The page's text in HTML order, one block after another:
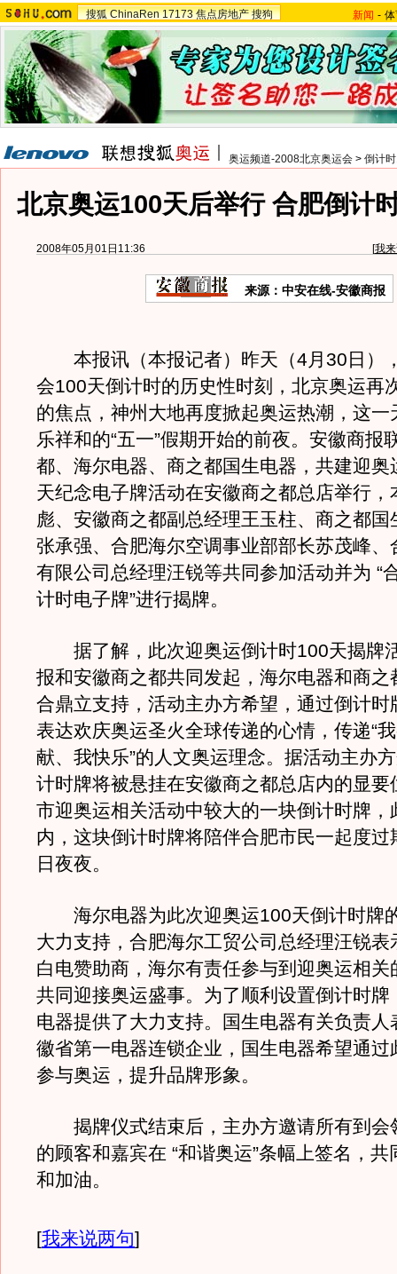
搜狐 ChinaRen 17173 焦点房地产 搜狗 新闻 -
奥运频道-2008北京奥运会 > 倒计
北京奥运100天后举行 合肥倒计
2008年05月01日11:36 [我
来源：中安在线-安徽商报
本报讯（本报记者）昨天（4月30日）
会100天倒计时的历史性时刻，北京奥运再
的焦点，神州大地再度掀起奥运热潮，这一
乐祥和的“五一”假期开始的前夜。安徽商报
都、海尔电器、商之都国生电器，共建迎奥
天纪念电子牌活动在安徽商之都总店举行，
彪、安徽商之都副总经理王玉柱、商之都国
张承强、合肥海尔空调事业部部长苏茂峰、
有限公司总经理汪锐等共同参加活动并为 “
计时电子牌”进行揭牌。
据了解，此次迎奥运倒计时100天揭牌
报和安徽商之都共同发起，海尔电器和商之
合鼎立支持，活动主办方希望，通过倒计时
表达欢庆奥运圣火全球传递的心情，传递“
献、我快乐”的人文奥运理念。据活动主办
计时牌将被悬挂在安徽商之都总店内的显要
市迎奥运相关活动中较大的一块倒计时牌，
内，这块倒计时牌将陪伴合肥市民一起度过
日夜夜。
海尔电器为此次迎奥运100天倒计时牌
大力支持，合肥海尔工贸公司总经理汪锐表
白电赞助商，海尔有责任参与到迎奥运相关
共同迎接奥运盛事。为了顺利设置倒计时牌
电器提供了大力支持。国生电器有关负责人
徽省第一电器连锁企业，国生电器希望通过
参与奥运，提升品牌形象。
揭牌仪式结束后，主办方邀请所有到会
的顾客和嘉宾在 “和谐奥运”条幅上签名，
和加油。
[我来说两句]